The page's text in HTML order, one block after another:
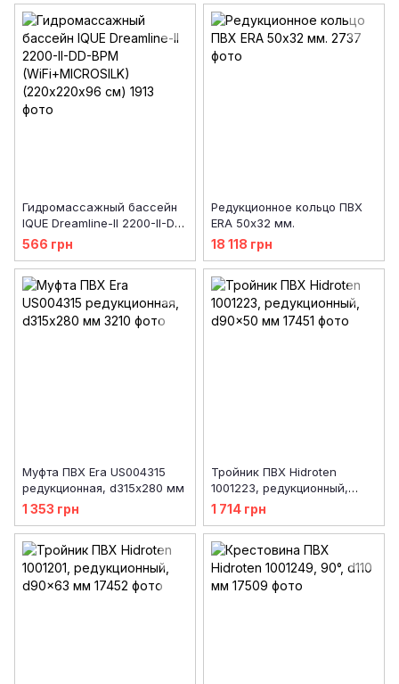
Гидромассажный бассейн
IQUE Dreamline-II 2200-II-DD-
BPM (WiFi+MICROSILK)
(220х220х96 см)
566 грн
Редукционное кольцо ПВХ
ERA 50х32 мм.
18 118 грн
Муфта ПВХ Era US004315
редукционная, d315х280 мм
1 353 грн
Тройник ПВХ Hidroten
1001223, редукционный,
d90x50 мм
1 714 грн